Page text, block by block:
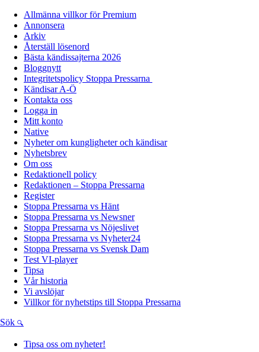
Allmänna villkor för Premium
Annonsera
Arkiv
Återställ lösenord
Bästa kändissajterna 2026
Bloggnytt
Integritetspolicy Stoppa Pressarna
Kändisar A-Ö
Kontakta oss
Logga in
Mitt konto
Native
Nyheter om kungligheter och kändisar
Nyhetsbrev
Om oss
Redaktionell policy
Redaktionen – Stoppa Pressarna
Register
Stoppa Pressarna vs Hänt
Stoppa Pressarna vs Newsner
Stoppa Pressarna vs Nöjeslivet
Stoppa Pressarna vs Nyheter24
Stoppa Pressarna vs Svensk Dam
Test VI-player
Tipsa
Vår historia
Vi avslöjar
Villkor för nyhetstips till Stoppa Pressarna
Sök
Tipsa oss om nyheter!